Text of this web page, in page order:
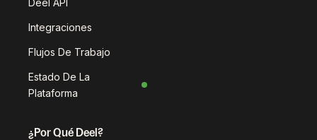
Deel API
Integraciones
Flujos De Trabajo
Estado De La
Plataforma
¿Por Qué Deel?